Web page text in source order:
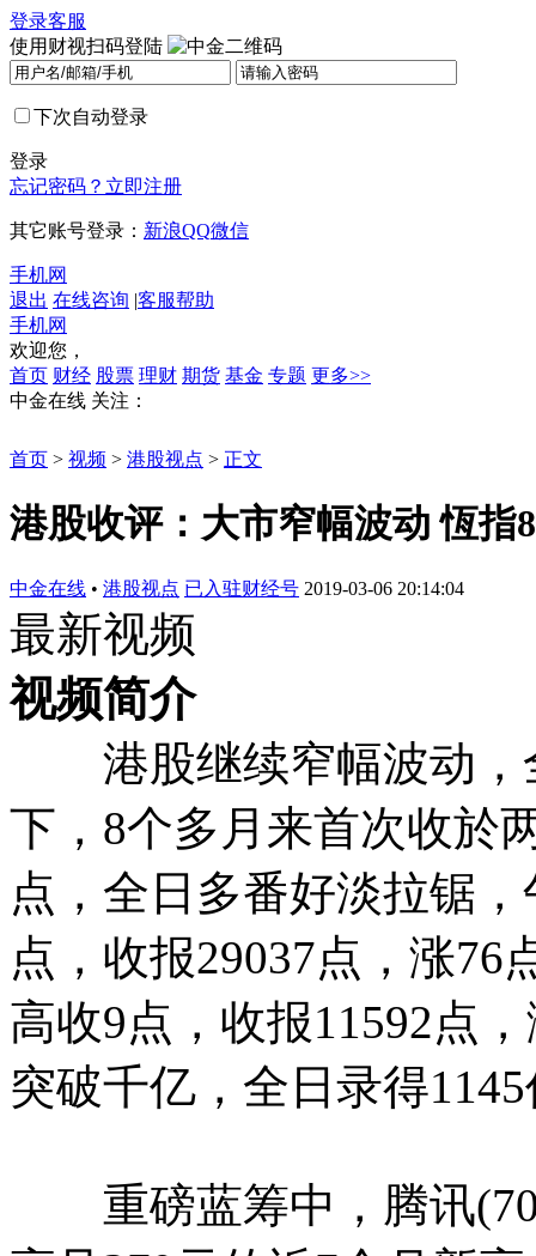
登录客服
使用财视扫码登陆
下次自动登录
登录
忘记密码？ 立即注册
其它账号登录： 新浪QQ微信
手机网
退出 在线咨询 |客服帮助
手机网
欢迎您，
首页 财经 股票 理财 期货 基金 专题 更多>>
中金在线 关注：
首页 > 视频 > 港股视点 > 正文
港股收评：大市窄幅波动 恆指
中金在线 • 港股视点 已入驻财经号 2019-03-06 20:14:04
最新视频
视频简介
港股继续窄幅波动，
下，8个多月来首次收於
点，全日多番好淡拉锯
点，收报29037点，涨76
高收9点，收报11592点
突破千亿，全日录得
重磅蓝筹中，腾讯